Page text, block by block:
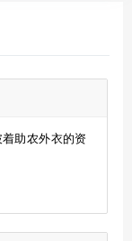
助农外衣的资